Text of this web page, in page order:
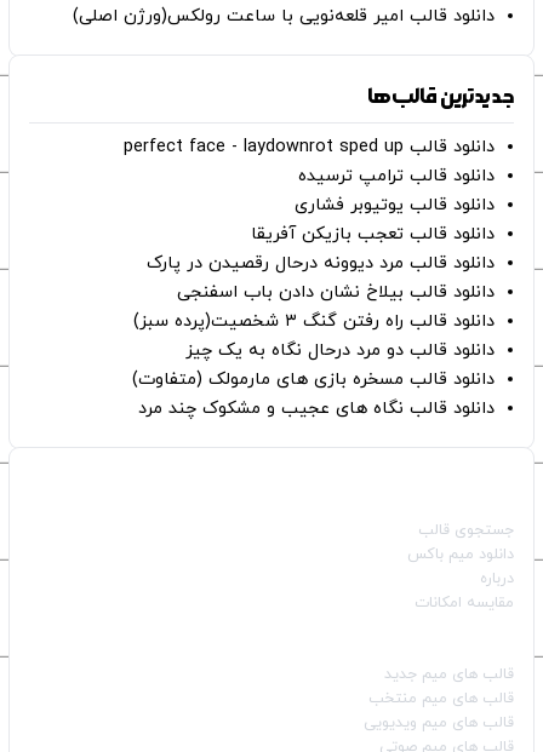
دانلود قالب امیر قلعه‌نویی با ساعت رولکس(ورژن اصلی)
جدیدترین قالب‌ها
دانلود قالب perfect face - laydownrot sped up
دانلود قالب ترامپ ترسیده
دانلود قالب یوتیوبر فشاری
دانلود قالب تعجب بازیکن آفریقا
دانلود قالب مرد دیوونه درحال رقصیدن در پارک
دانلود قالب بیلاخ نشان دادن باب اسفنجی
دانلود قالب راه رفتن گنگ ۳ شخصیت(پرده سبز)
دانلود قالب دو مرد درحال نگاه به یک چیز
دانلود قالب مسخره بازی های مارمولک (متفاوت)
دانلود قالب نگاه های عجیب و مشکوک چند مرد
جستجوی قالب
دانلود میم باکس
درباره
مقایسه امکانات
قالب‌ های میم جدید
قالب‌ های میم منتخب
قالب‌ های میم ویدیویی
قالب‌ های میم صوتی